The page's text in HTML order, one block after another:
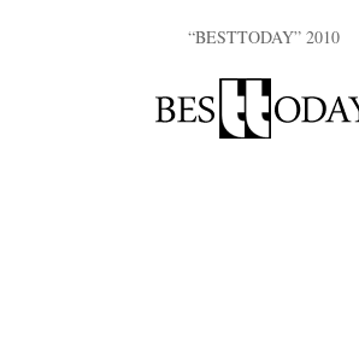
“BESTTODAY” 2010